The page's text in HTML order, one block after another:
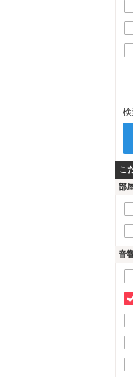
こ
部
音